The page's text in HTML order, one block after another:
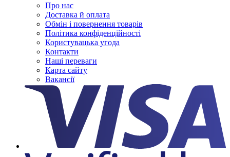
Про нас
Доставка й оплата
Обмін і повернення товарів
Політика конфіденційності
Користувацька угода
Контакти
Наші переваги
Карта сайту
Вакансії